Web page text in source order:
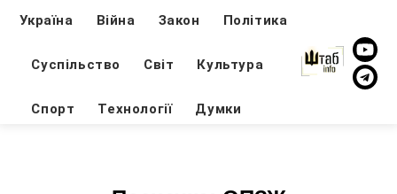
Україна Війна Закон Політика
Суспільство Світ Культура
Спорт Технології Думки